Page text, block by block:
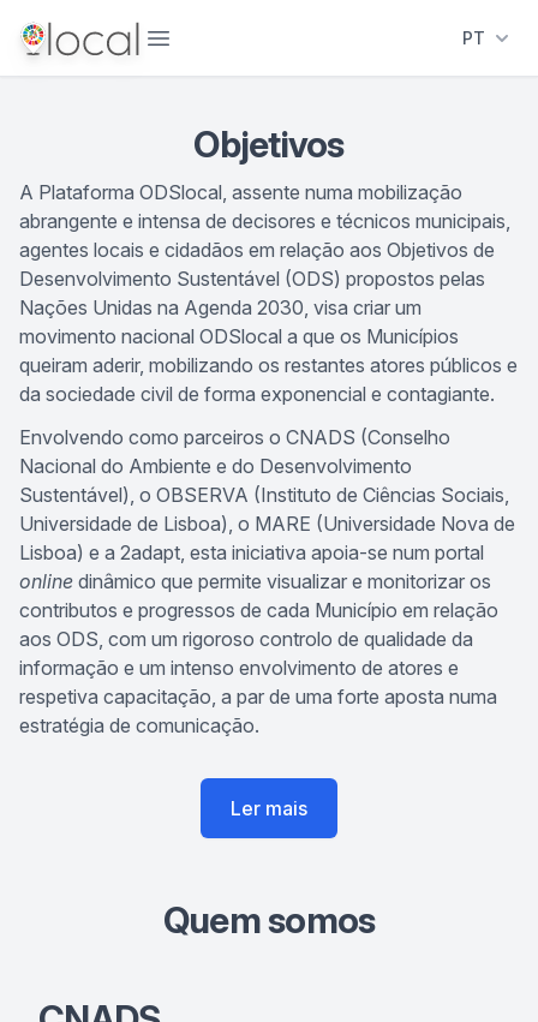
Abrir menu PT
Objetivos
A Plataforma ODSlocal, assente numa mobilização
abrangente e intensa de decisores e técnicos municipais,
agentes locais e cidadãos em relação aos Objetivos de
Desenvolvimento Sustentável (ODS) propostos pelas
Nações Unidas na Agenda 2030, visa criar um
movimento nacional ODSlocal a que os Municípios
queiram aderir, mobilizando os restantes atores públicos e
da sociedade civil de forma exponencial e contagiante.
Envolvendo como parceiros o CNADS (Conselho
Nacional do Ambiente e do Desenvolvimento
Sustentável), o OBSERVA (Instituto de Ciências Sociais,
Universidade de Lisboa), o MARE (Universidade Nova de
Lisboa) e a 2adapt, esta iniciativa apoia-se num portal
online dinâmico que permite visualizar e monitorizar os
contributos e progressos de cada Município em relação
aos ODS, com um rigoroso controlo de qualidade da
informação e um intenso envolvimento de atores e
respetiva capacitação, a par de uma forte aposta numa
estratégia de comunicação.
Ler mais
Quem somos